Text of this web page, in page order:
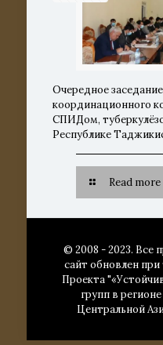
Очередное
координационного
СПИДом,
Республике
Read more
© 2008 - 2023. Все
сайт обновлен
Проекта
групп в
Центральной